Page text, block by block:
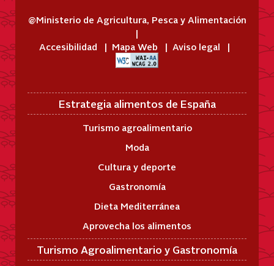
@Ministerio de Agricultura, Pesca y Alimentación
Accesibilidad Mapa Web Aviso legal
Estrategia alimentos de España
Turismo agroalimentario
Moda
Cultura y deporte
Gastronomía
Dieta Mediterránea
Aprovecha los alimentos
Turismo Agroalimentario y Gastronomía